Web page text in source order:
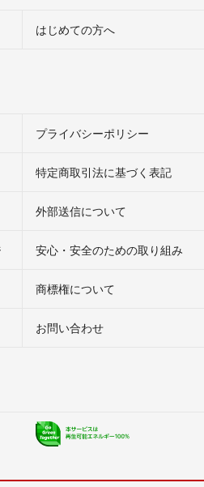
はじめての方へ
プライバシーポリシー
特定商取引法に基づく表記
外部送信について
安心・安全のための取り組み
商標権について
お問い合わせ